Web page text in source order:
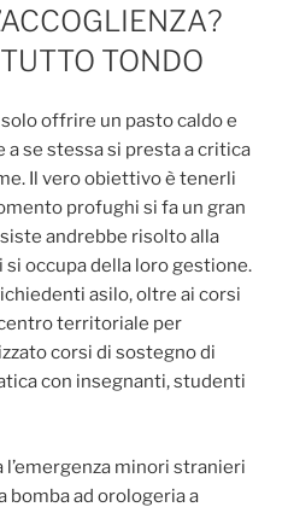
TONDO
offrire un pasto caldo e
a se stessa si presta a critica
Il vero obiettivo è tenerli
profughi si fa un gran
andrebbe risolto alla
occupa della loro gestione.
asilo, oltre ai corsi
territoriale per
corsi di sostegno di
con insegnanti, studenti
minori stranieri
bomba ad orologeria a